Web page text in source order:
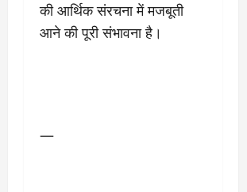
की आर्थिक संरचना में मजबूती
आने की पूरी संभावना है।
—